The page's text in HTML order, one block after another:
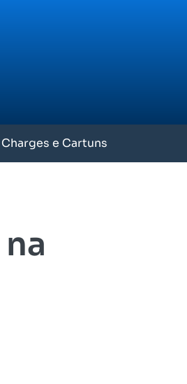
Charges e Cartuns